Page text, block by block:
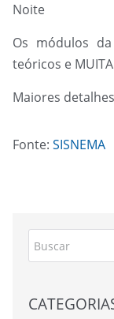
Noite
Os módulos
teóricos e
Maiores
Fonte: SISNEMA